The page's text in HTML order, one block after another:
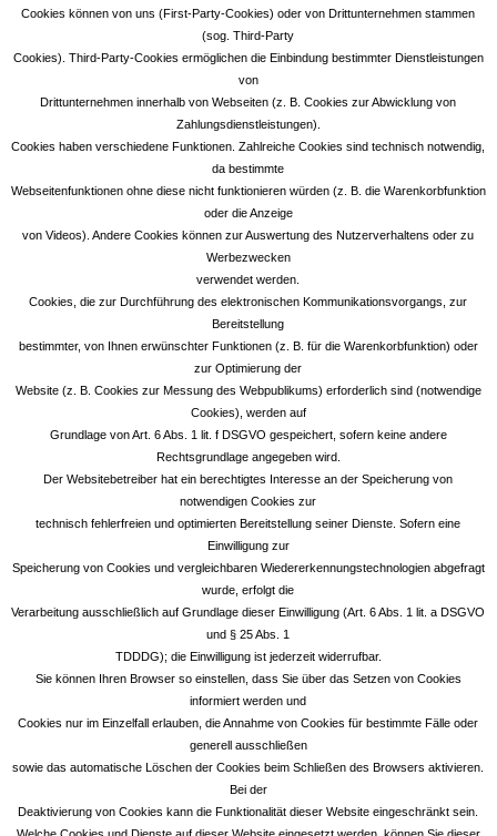
Cookies können von uns (First-Party-Cookies) oder von Drittunternehmen stammen
(sog. Third-Party
Cookies). Third-Party-Cookies ermöglichen die Einbindung bestimmter Dienstleistungen
von
Drittunternehmen innerhalb von Webseiten (z. B. Cookies zur Abwicklung von
Zahlungsdienstleistungen).
Cookies haben verschiedene Funktionen. Zahlreiche Cookies sind technisch notwendig,
da bestimmte
Webseitenfunktionen ohne diese nicht funktionieren würden (z. B. die Warenkorbfunktion
oder die Anzeige
von Videos). Andere Cookies können zur Auswertung des Nutzerverhaltens oder zu
Werbezwecken
verwendet werden.
Cookies, die zur Durchführung des elektronischen Kommunikationsvorgangs, zur
Bereitstellung
bestimmter, von Ihnen erwünschter Funktionen (z. B. für die Warenkorbfunktion) oder
zur Optimierung der
Website (z. B. Cookies zur Messung des Webpublikums) erforderlich sind (notwendige
Cookies), werden auf
Grundlage von Art. 6 Abs. 1 lit. f DSGVO gespeichert, sofern keine andere
Rechtsgrundlage angegeben wird.
Der Websitebetreiber hat ein berechtigtes Interesse an der Speicherung von
notwendigen Cookies zur
technisch fehlerfreien und optimierten Bereitstellung seiner Dienste. Sofern eine
Einwilligung zur
Speicherung von Cookies und vergleichbaren Wiedererkennungstechnologien abgefragt
wurde, erfolgt die
Verarbeitung ausschließlich auf Grundlage dieser Einwilligung (Art. 6 Abs. 1 lit. a DSGVO
und § 25 Abs. 1
TDDDG); die Einwilligung ist jederzeit widerrufbar.
Sie können Ihren Browser so einstellen, dass Sie über das Setzen von Cookies
informiert werden und
Cookies nur im Einzelfall erlauben, die Annahme von Cookies für bestimmte Fälle oder
generell ausschließen
sowie das automatische Löschen der Cookies beim Schließen des Browsers aktivieren.
Bei der
Deaktivierung von Cookies kann die Funktionalität dieser Website eingeschränkt sein.